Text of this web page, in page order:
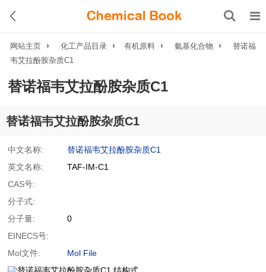
网站主页 化工产品目录 有机原料 氨基化合物
替诺福
韦艾拉酚胺杂质C1
替诺福韦艾拉酚胺杂质C1
替诺福韦艾拉酚胺杂质C1
中文名称:
替诺福韦艾拉酚胺杂质C1
英文名称:
TAF-IM-C1
CAS号:
分子式:
分子量:
0
EINECS号:
Mol文件:
Mol File